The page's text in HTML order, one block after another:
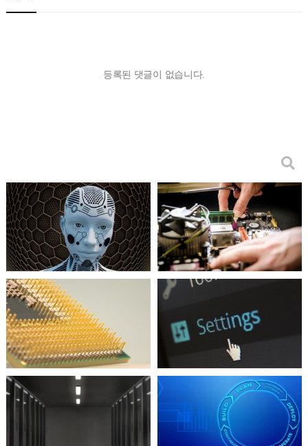
등록된 댓글이 없습니다.